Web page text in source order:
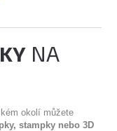
NA
okolí můžete
stampky nebo 3D